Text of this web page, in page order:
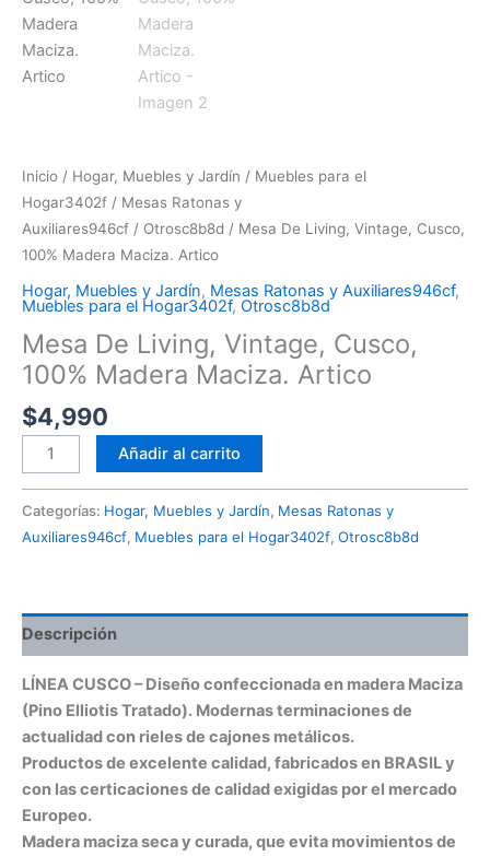
Inicio / Hogar, Muebles y Jardín / Muebles para el
Hogar3402f / Mesas Ratonas y
Auxiliares946cf / Otrosc8b8d / Mesa De Living, Vintage, Cusco,
100% Madera Maciza. Artico
Hogar, Muebles y Jardín, Mesas Ratonas y Auxiliares946cf,
Muebles para el Hogar3402f, Otrosc8b8d
Mesa De Living, Vintage, Cusco,
100% Madera Maciza. Artico
$4,990
Añadir al carrito
Categorías: Hogar, Muebles y Jardín, Mesas Ratonas y
Auxiliares946cf, Muebles para el Hogar3402f, Otrosc8b8d
Descripción
LÍNEA CUSCO – Diseño confeccionada en madera Maciza
(Pino Elliotis Tratado). Modernas terminaciones de
actualidad con rieles de cajones metálicos.
Productos de excelente calidad, fabricados en BRASIL y
con las certicaciones de calidad exigidas por el mercado
Europeo.
Madera maciza seca y curada, que evita movimientos de